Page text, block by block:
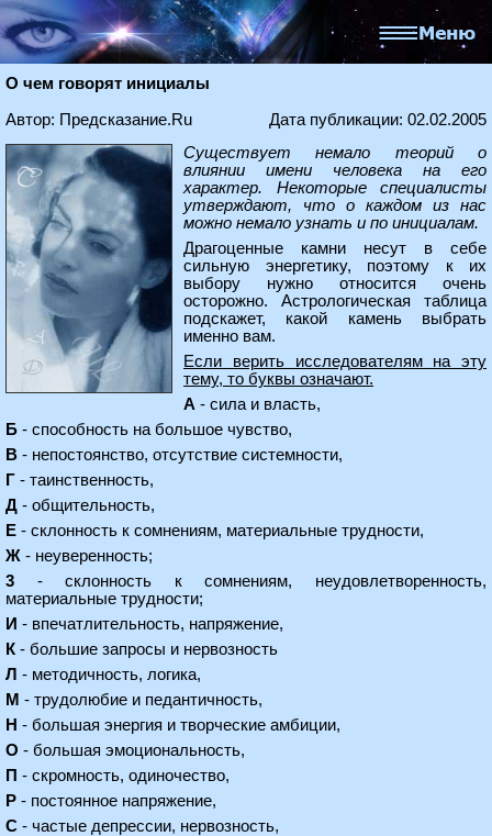
О чем говорят инициалы
Автор: Предсказание.Ru
Дата публикации: 02.02.2005
Существует немало теорий о
влиянии имени человека на его
характер. Некоторые специалисты
утверждают, что о каждом из нас
можно немало узнать и по инициалам.
Драгоценные камни несут в себе
сильную энергетику, поэтому к их
выбору нужно относится очень
осторожно. Астрологическая таблица
подскажет, какой камень выбрать
именно вам.
Если верить исследователям на эту
тему, то буквы означают.
А - сила и власть,
Б - способность на большое чувство,
В - непостоянство, отсутствие системности,
Г - таинственность,
Д - общительность,
Е - склонность к сомнениям, материальные трудности,
Ж - неуверенность;
3 - склонность к сомнениям, неудовлетворенность,
материальные трудности;
И - впечатлительность, напряжение,
К - большие запросы и нервозность
Л - методичность, логика,
М - трудолюбие и педантичность,
Н - большая энергия и творческие амбиции,
О - большая эмоциональность,
П - скромность, одиночество,
Р - постоянное напряжение,
С - частые депрессии, нервозность,